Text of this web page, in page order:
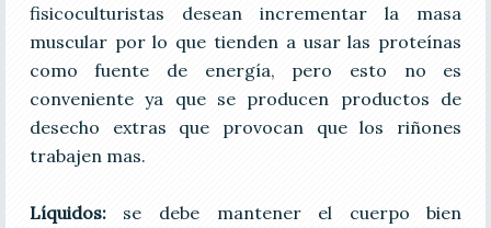
fisicoculturistas desean incrementar la masa
muscular por lo que tienden a usar las proteínas
como fuente de energía, pero esto no es
conveniente ya que se producen productos de
desecho extras que provocan que los riñones
trabajen mas.
Líquidos:se debe mantener el cuerpo bien